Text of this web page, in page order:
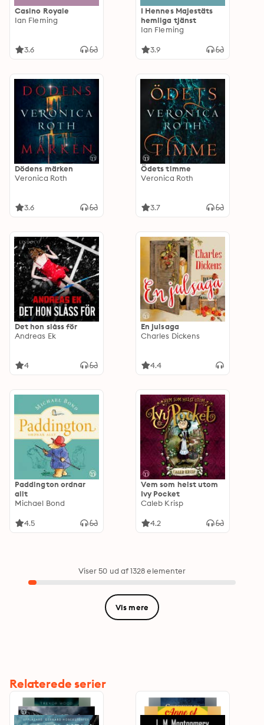
Casino Royale
Ian Fleming
3.6
I Hennes Majestäts
hemliga tjänst
Ian Fleming
3.9
Dödens märken
Veronica Roth
3.6
Ödets timme
Veronica Roth
3.7
Det hon slåss för
Andreas Ek
4
En julsaga
Charles Dickens
4.4
Paddington ordnar
allt
Michael Bond
4.5
Vem som helst utom
Ivy Pocket
Caleb Krisp
4.2
Viser 50 ud af 1328 elementer
Vis mere
Relaterede serier